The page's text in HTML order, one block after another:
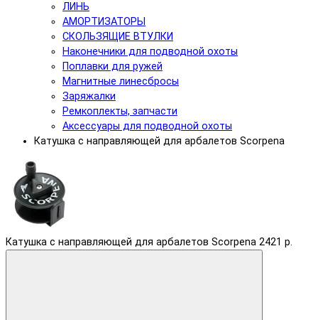
ЛИНЬ
АМОРТИЗАТОРЫ
СКОЛЬЗЯЩИЕ ВТУЛКИ
Наконечники для подводной охоты
Поплавки для ружей
Магнитные линесбросы
Заряжалки
Ремкоплекты, запчасти
Аксессуары для подводной охоты
Катушка с направляющей для арбалетов Scorpena
Катушка с направляющей для арбалетов Scorpena 2421 р.